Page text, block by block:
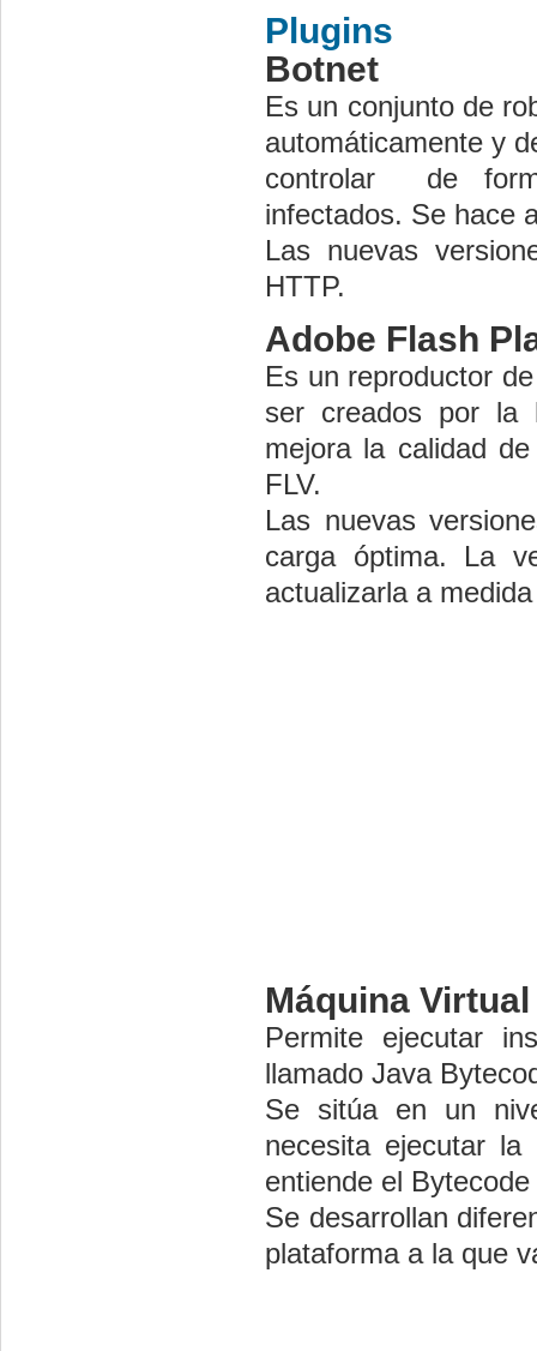
Plugins
Botnet
Es un conjunto de
automáticamente y
controlar de
infectados. Se hace
Las nuevas
HTTP.
Adobe Flash
Es un reproductor
ser creados por la
mejora la calidad
FLV.
Las nuevas
carga óptima. La
actualizarla a
Máquina
Permite ejecutar
llamado Java
Se sitúa en un
necesita ejecutar la
entiende el
Se desarrollan
plataforma a la que